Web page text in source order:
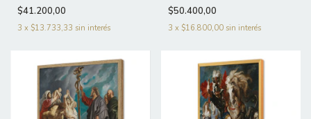
$41.200,00
3 x $13.733,33 sin interés
$50.400,00
3 x $16.800,00 sin interés